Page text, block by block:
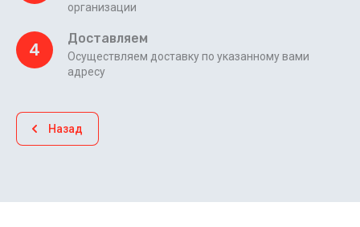
организации
4
Доставляем
Осуществляем доставку по указанному вами
адресу
Назад